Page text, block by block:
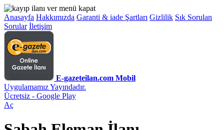
Anasayfa Hakkımızda Garanti & iade Şartları Gizlilik Sık Sorulan
Sorular İletişim
E-gazeteilan.com Mobil
Uygulamamız Yayındadır.
Ücretsiz - Google Play
Aç